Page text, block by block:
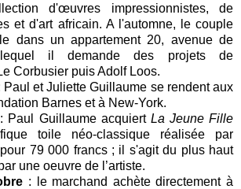
d'œuvres impressionnistes, de
et d'art africain. A l'automne, le couple
dans un appartement 20, avenue de
il demande des projets de
Corbusier puis Adolf Loos.
Paul et Juliette Guillaume se rendent aux
Barnes et à New-York.
: Paul Guillaume acquiert La Jeune Fille
toile néo-classique réalisée par
79 000 francs ; il s'agit du plus haut
une oeuvre de l’artiste.
: le marchand achète directement à